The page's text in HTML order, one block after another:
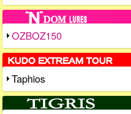
OZBOZ150
Taphios